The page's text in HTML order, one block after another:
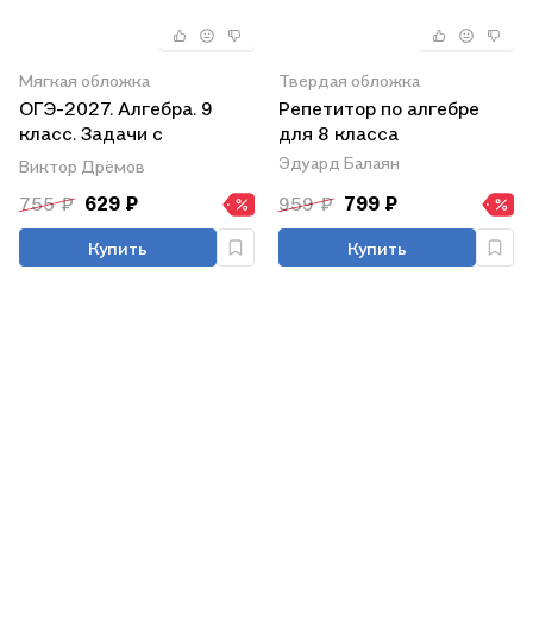
Мягкая обложка
ОГЭ-2027. Алгебра. 9
класс. Задачи с
развёрнутым ответом.
Учебно-методическое
пособие
Виктор Дрёмов
755 ₽ 629 ₽
Купить
Твердая обложка
Репетитор по алгебре
для 8 класса
Эдуард Балаян
959 ₽ 799 ₽
Купить